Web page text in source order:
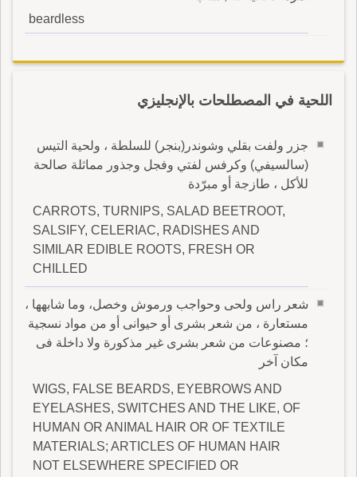
beardless
اللحية في المصطلحات بالإنجليزي
جزر ولفت بقلي وشوندر(بنجر) للسلطة ، ولحية التيس
(سالسيفي) وكرفس لفتي وفجل وجذور مماثلة صالحة
للأكل ، طازجة أو مبرّدة
CARROTS, TURNIPS, SALAD BEETROOT,
SALSIFY, CELERIAC, RADISHES AND
SIMILAR EDIBLE ROOTS, FRESH OR
CHILLED
شعر راس ولحى وحواجب ورموش وخصل، وما شابهها ،
مستعارة ، من شعر بشرى أو حيوانى أو من مواد نسجية
؛ مصنوعات من شعر بشرى غير مذكورة ولا داخلة فى
مكان آخر
WIGS, FALSE BEARDS, EYEBROWS AND
EYELASHES, SWITCHES AND THE LIKE, OF
HUMAN OR ANIMAL HAIR OR OF TEXTILE
MATERIALS; ARTICLES OF HUMAN HAIR
NOT ELSEWHERE SPECIFIED OR